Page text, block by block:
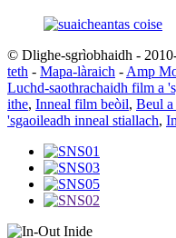
© Dlighe-sgrìobhaidh -
teth - Mapa-làraich - Amp
Luchd-saothrachaidh film a
ithe, Inneal film beòil, Beul
'sgaoileadh inneal stiallach,